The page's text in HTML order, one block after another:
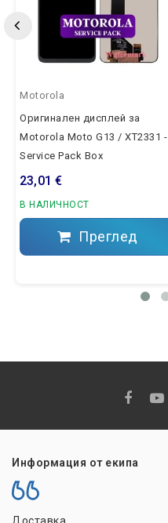
Motorola
Оригинален дисплей за
Motorola Moto G13 / XT2331 -
Service Pack Box
23,01 €
В НАЛИЧНОСТ
Преглед
Информация от екипа
Доставка